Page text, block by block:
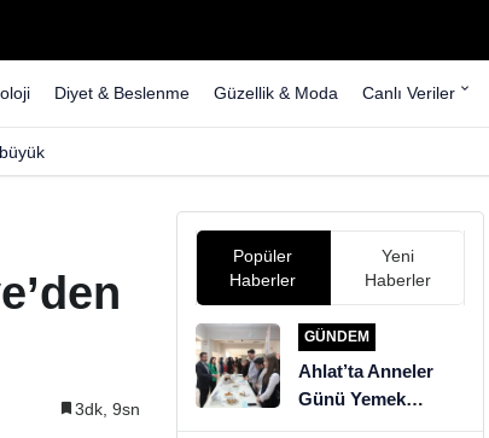
Diyet & Beslenme Güzellik & Moda Canlı Veriler
3dk, 9sn
Popüler
Haberler
Yeni
Haberler
GÜNDEM
Ahlat’ta Anneler
Günü Yemek
Yarışması